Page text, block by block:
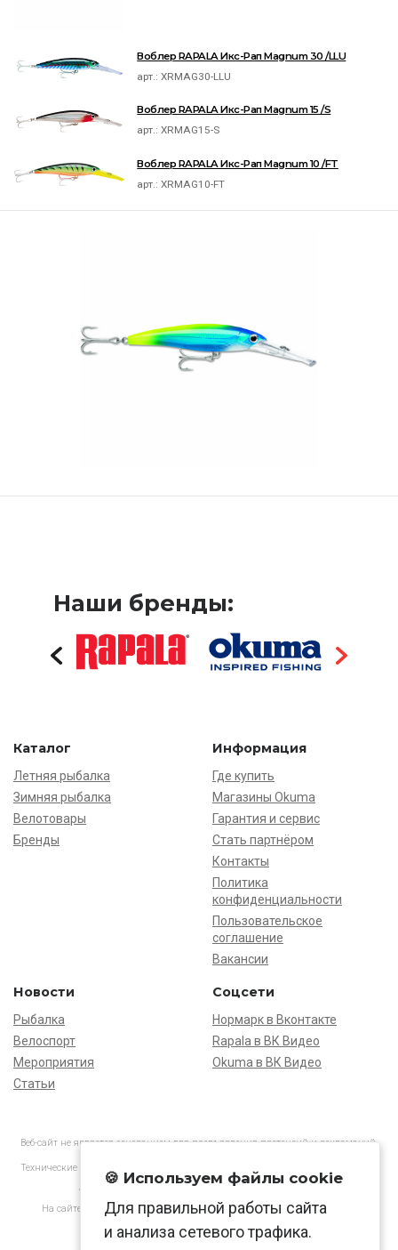
Воблер RAPALA Икс-Рап Magnum 30 /LLU
арт.:XRMAG30-LLU
Воблер RAPALA Икс-Рап Magnum 15 /S
арт.:XRMAG15-S
Воблер RAPALA Икс-Рап Magnum 10 /FT
арт.:XRMAG10-FT
Наши бренды:
Каталог
Летняя рыбалка
Зимняя рыбалка
Велотовары
Бренды
Информация
Где купить
Магазины Okuma
Гарантия и сервис
Стать партнёром
Контакты
Политика
конфиденциальности
Пользовательское
соглашение
Вакансии
Новости
Рыбалка
Велоспорт
Мероприятия
Статьи
Соцсети
Нормарк в Вконтакте
Rapala в ВК Видео
Okuma в ВК Видео
Веб-сайт не является основанием для предъявления претензий и рекламаций,
Технические характеристики товаров могут отличаться от указанных на сайте.
АО «Нормарк» ИНН 7728172512 ОГРН 1037739603505
На сайте применяютсярекомендательные технологиив соответствии
🍪 Используем файлы cookie
Для правильной работы сайта
и анализа сетевого трафика.